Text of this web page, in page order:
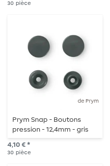
30 pièce
de Prym
Prym Snap - Boutons
pression - 12,4mm - gris
foncé - 30 pièces
4,10 € *
30 pièce